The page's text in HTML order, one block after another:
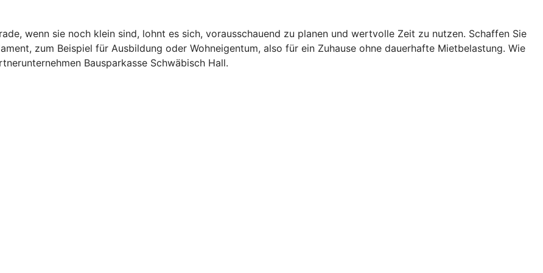
wenn sie noch klein sind, lohnt es sich, vorausschauend zu planen und wertvolle Zeit zu nutzen. Schaffen Sie
zum Beispiel für Ausbildung oder Wohneigentum, also für ein Zuhause ohne dauerhafte Mietbelastung. Wie
Bausparkasse Schwäbisch Hall.